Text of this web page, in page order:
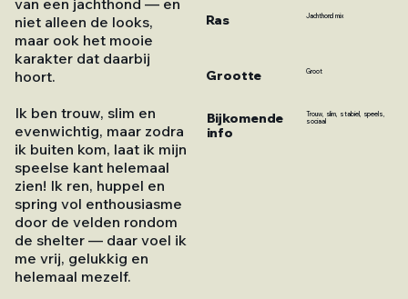
van een jachthond — en
niet alleen de looks,
maar ook het mooie
karakter dat daarbij
hoort.
Ik ben trouw, slim en
evenwichtig, maar zodra
ik buiten kom, laat ik mijn
speelse kant helemaal
zien! Ik ren, huppel en
spring vol enthousiasme
door de velden rondom
de shelter — daar voel ik
me vrij, gelukkig en
helemaal mezelf.
Ras
Grootte
Bijkomende
info
Jachthond mix
Groot
Trouw, slim, stabiel, speels,
sociaal